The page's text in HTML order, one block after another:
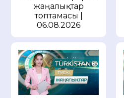
жаңалықтар
топтамасы |
06.08.2026